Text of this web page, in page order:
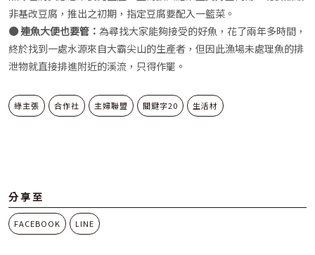
非基改豆腐，推出之初期，指定豆腐要配入一籃菜。
● 連魚大便也要管： 為尋找大家能夠接受的好魚，花了兩年多時間，
終於找到一處水源來自大霸尖山的生產者，但因此漁場未處理魚的排
泄物就直接排進附近的溪流，只得作罷。
綠主張 合作社 主婦聯盟 關鍵字20 生活材
分享至
FACEBOOK LINE